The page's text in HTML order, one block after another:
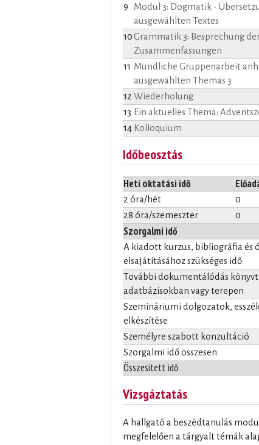
9
Modul 3: Dogmatik -
ausgewählten Textes
10Grammatik 3: Besprechung
Zusammenfassungen
11 Mündliche Gruppenarbeit
ausgewählten Themas 3
12 Wiederholung
13 Ein aktuelles Thema:
14 Kolloquium
Időbeosztás
Heti oktatási idő
2 óra/hét 0
28 óra/szemeszter
0
Szorgalmi idő
Összesített idő
A kiadott kurzus, bibliográfia és
elsajátításához szükséges idő
További dokumentálódás
adatbázisokban vagy terepen
Szemináriumi dolgozatok,
elkészítése
Személyre szabott konzultáció
Szorgalmi idő összesen
Vizsgáztatás
A hallgató a beszédtanulás
megfelelően a tárgyalt témák